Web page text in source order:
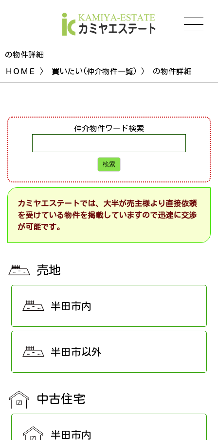
の物件詳細
ＨＯＭＥ 〉 買いたい(仲介物件一覧) 〉 の物件詳細
仲介物件ワード検索
カミヤエステートでは、大半が売主様より直接依頼
を受けている物件を掲載していますので迅速に交渉
が可能です。
売地
半田市内
半田市以外
中古住宅
半田市内